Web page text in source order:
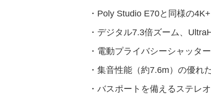
・Poly Studio E70と同様の
・デジタル7.3倍ズーム、
・電動プライバシーシャッタ
・集音性能（約7.6m）の優れ
・バスポートを備えるステレ